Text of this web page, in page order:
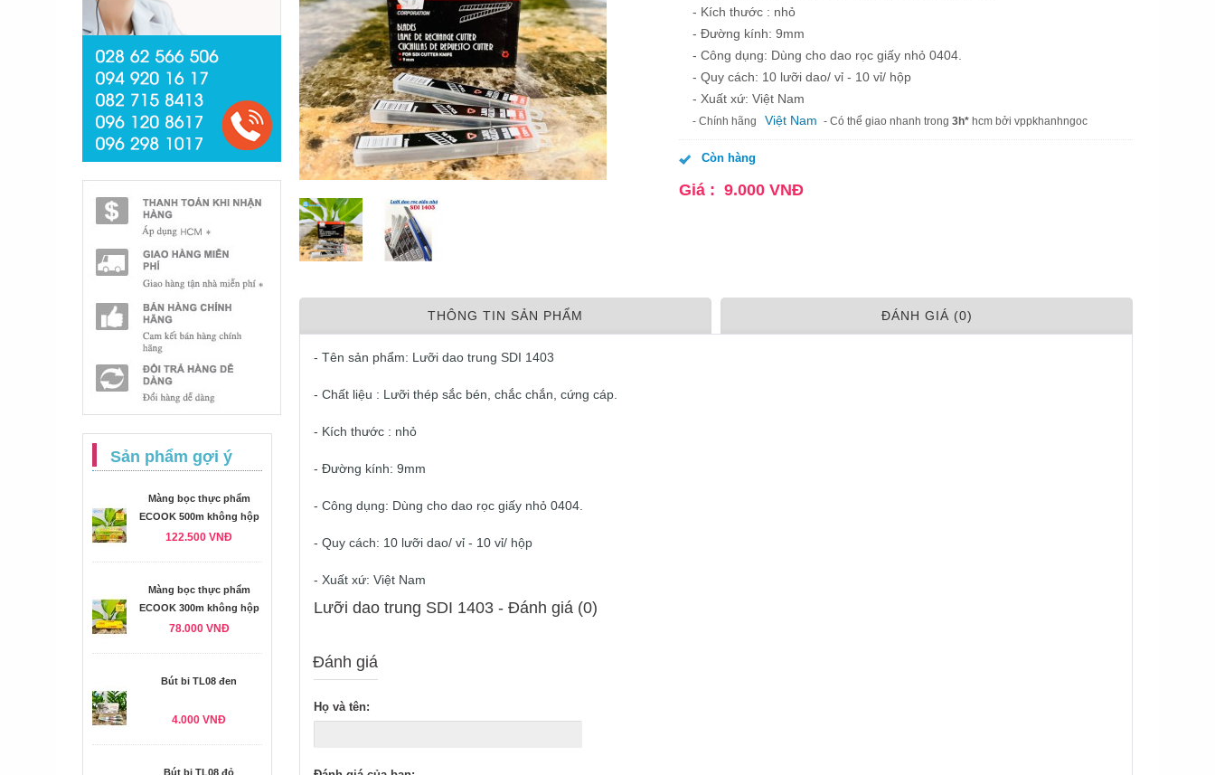
Sản phẩm gợi ý
Màng bọc thực phẩm
ECOOK 500m không hộp
122.500 VNĐ
Màng bọc thực phẩm
ECOOK 300m không hộp
78.000 VNĐ
Bút bi TL08 đen
4.000 VNĐ
Bút bi TL08 đỏ
- Kích thước : nhỏ
- Đường kính: 9mm
- Công dụng: Dùng cho dao rọc giấy nhỏ 0404.
- Quy cách: 10 lưỡi dao/ vỉ - 10 vỉ/ hộp
- Xuất xứ: Việt Nam
- Chính hãng Việt Nam - Có thể giao nhanh trong 3h* hcm bởi vppkhanhngoc
Còn hàng
Giá : 9.000 VNĐ
THÔNG TIN SẢN PHẨM ÐÁNH GIÁ (0)
- Tên sản phẩm: Lưỡi dao trung SDI 1403
- Chất liệu : Lưỡi thép sắc bén, chắc chắn, cứng cáp.
- Kích thước : nhỏ
- Đường kính: 9mm
- Công dụng: Dùng cho dao rọc giấy nhỏ 0404.
- Quy cách: 10 lưỡi dao/ vỉ - 10 vỉ/ hộp
- Xuất xứ: Việt Nam
Lưỡi dao trung SDI 1403 - Ðánh giá (0)
Đánh giá
Họ và tên: